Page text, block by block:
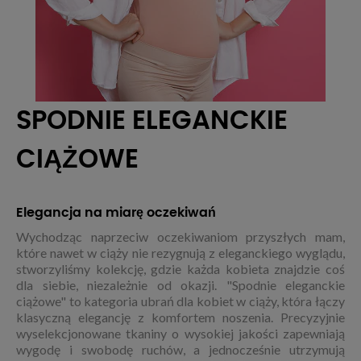
SPODNIE ELEGANCKIE
CIĄŻOWE
Elegancja na miarę oczekiwań
Wychodząc naprzeciw oczekiwaniom przyszłych mam,
które nawet w ciąży nie rezygnują z eleganckiego wyglądu,
stworzyliśmy kolekcję, gdzie każda kobieta znajdzie coś
dla siebie, niezależnie od okazji. "Spodnie eleganckie
ciążowe" to kategoria ubrań dla kobiet w ciąży, która łączy
klasyczną elegancję z komfortem noszenia. Precyzyjnie
wyselekcjonowane tkaniny o wysokiej jakości zapewniają
wygodę i swobodę ruchów, a jednocześnie utrzymują